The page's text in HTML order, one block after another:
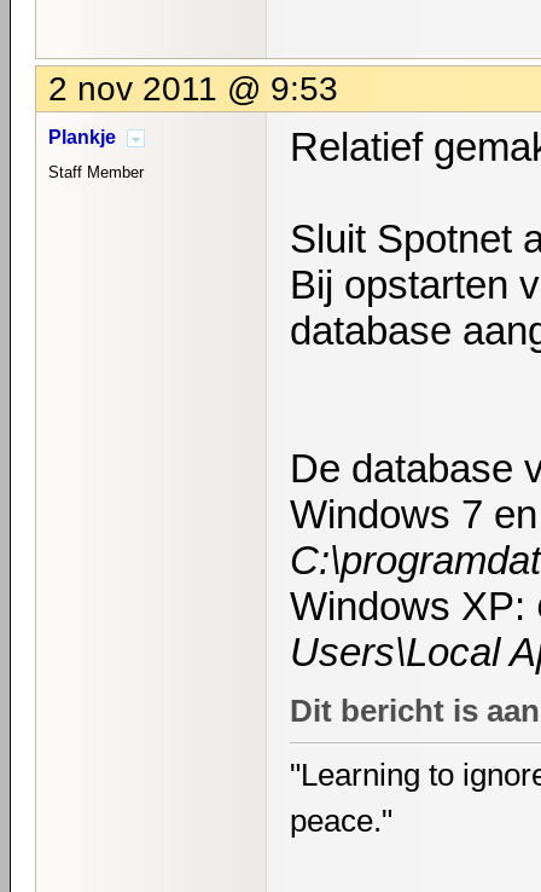
2 nov 2011 @ 9:53
Plankje
Staff Member
Relatief
Sluit Spotnet
Bij opstarten
database
De database
Windows 7
Windows XP:
Users\Local
Dit bericht is
"Learning to
peace."